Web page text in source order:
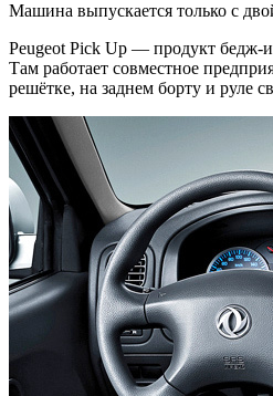
Машина выпускается только с
Peugeot Pick Up — продукт бедж-
Там работает совместное
решётке, на заднем борту и руле